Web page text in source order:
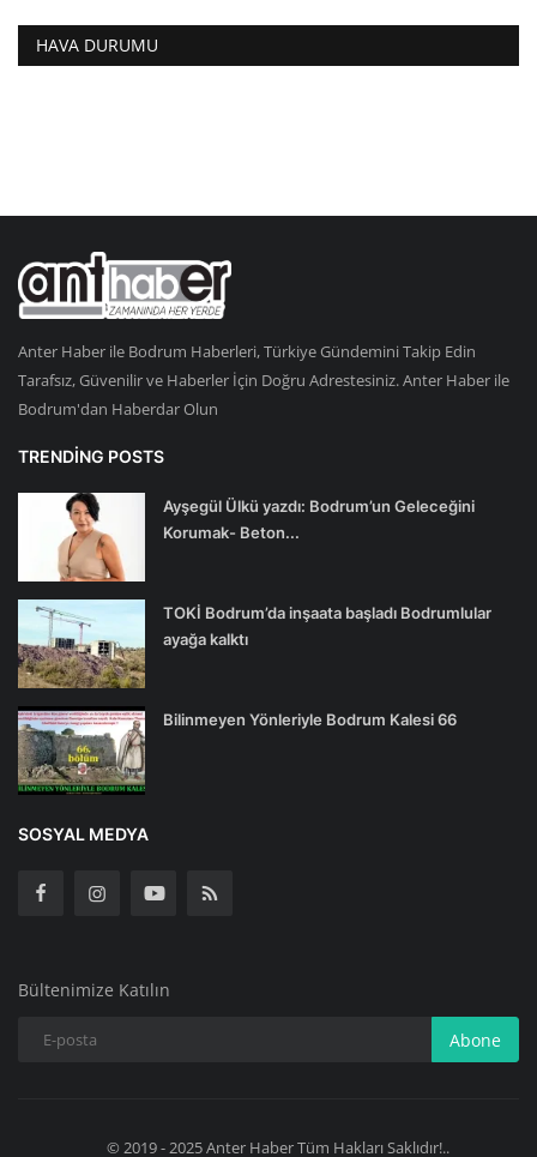
HAVA DURUMU
Anter Haber ile Bodrum Haberleri, Türkiye Gündemini Takip Edin
Tarafsız, Güvenilir ve Haberler İçin Doğru Adrestesiniz. Anter Haber ile
Bodrum'dan Haberdar Olun
TRENDING POSTS
Ayşegül Ülkü yazdı: Bodrum’un Geleceğini
Korumak- Beton...
TOKİ Bodrum’da inşaata başladı Bodrumlular
ayağa kalktı
Bilinmeyen Yönleriyle Bodrum Kalesi 66
SOSYAL MEDYA
Bültenimize Katılın
Abone
© 2019 - 2025 Anter Haber Tüm Hakları Saklıdır!..